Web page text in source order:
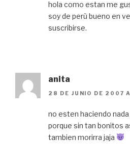
hola como estan me
soy de perù bueno en
suscribirse.
anita
28 DE JUNIO DE 2007
no esten haciendo
porque sin tan bonitos
tambien morirra jaja